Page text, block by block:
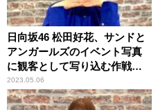
日向坂46 松田好花、サンドと
アンガールズのイベント写真
に観客として写り込む作戦実
行「私を探してみてくださ
い」
2023.05.06